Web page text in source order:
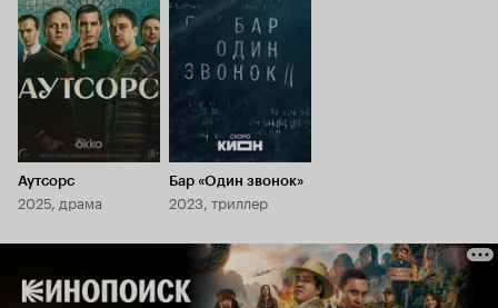
7.8
Аутсорс
2025, драма
7.9
Бар «Один звонок»
2023, триллер